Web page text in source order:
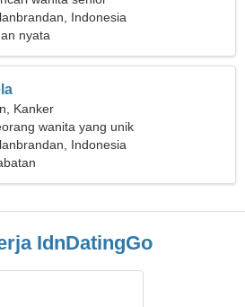
Indonesia
nyata
Kanker
wanita yang unik
Indonesia
IdnDatingGo